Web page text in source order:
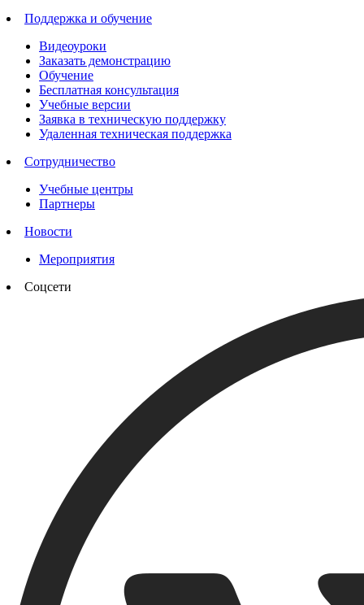
Поддержка и обучение
Видеоуроки
Заказать демонстрацию
Обучение
Бесплатная консультация
Учебные версии
Заявка в техническую поддержку
Удаленная техническая поддержка
Сотрудничество
Учебные центры
Партнеры
Новости
Мероприятия
Соцсети